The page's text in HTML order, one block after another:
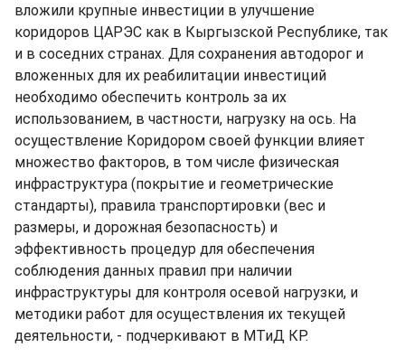
вложили крупные инвестиции в улучшение
коридоров ЦАРЭС как в Кыргызской Республике, так
и в соседних странах. Для сохранения автодорог и
вложенных для их реабилитации инвестиций
необходимо обеспечить контроль за их
использованием, в частности, нагрузку на ось. На
осуществление Коридором своей функции влияет
множество факторов, в том числе физическая
инфраструктура (покрытие и геометрические
стандарты), правила транспортировки (вес и
размеры, и дорожная безопасность) и
эффективность процедур для обеспечения
соблюдения данных правил при наличии
инфраструктуры для контроля осевой нагрузки, и
методики работ для осуществления их текущей
деятельности, - подчеркивают в МТиД КР.